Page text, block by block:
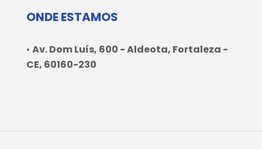
ONDE ESTAMOS
• Av. Dom Luís, 600 - Aldeota, Fortaleza -
CE, 60160-230